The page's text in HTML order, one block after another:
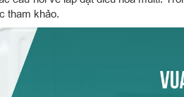
tham khảo.